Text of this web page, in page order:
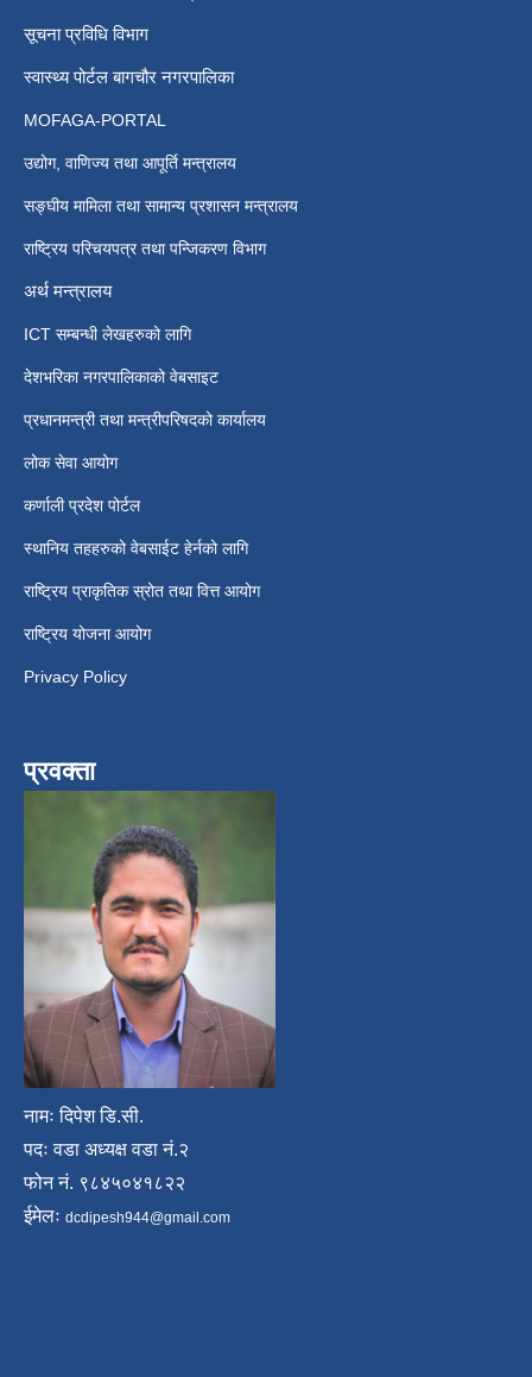
सूचना प्रविधि विभाग
स्वास्थ्य पोर्टल बागचौर नगरपालिका
MOFAGA-PORTAL
उद्योग, वाणिज्य तथा आपूर्ति मन्त्रालय
सङ्घीय मामिला तथा सामान्य प्रशासन मन्त्रालय
राष्ट्रिय परिचयपत्र तथा पन्जिकरण विभाग
अर्थ मन्त्रालय
ICT सम्बन्धी लेखहरुको लागि
देशभरिका नगरपालिकाको वेबसाइट
प्रधानमन्त्री तथा मन्त्रीपरिषदको कार्यालय
लोक सेवा आयोग
कर्णाली प्रदेश पोर्टल
स्थानिय तहहरुको वेबसाईट हेर्नको लागि
राष्ट्रिय प्राकृतिक स्रोत तथा वित्त आयोग
राष्ट्रिय योजना आयोग
Privacy Policy
प्रवक्ता
नामः दिपेश डि.सी.
पदः वडा अध्यक्ष वडा नं.२
फोन नं. ९८४५०४१८२२
ईमेलः dcdipesh944@gmail.com